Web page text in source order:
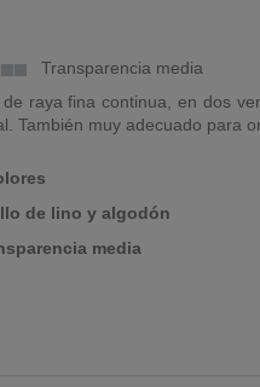
Transparencia media
raya fina continua, en dos
También muy adecuado para
de lino y algodón
media